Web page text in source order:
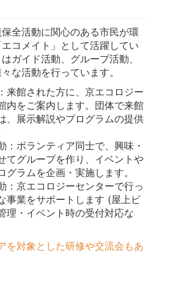
全活動に関心のある市民が環
コメイト」として活躍してい
ガイド活動、グループ活動、
な活動を行っています。
来館された方に、京エコロジー
内をご案内します。団体で来館
、展示解説やプログラムの提供
：ボランティア同士で、興味・
てグループを作り、イベントや
グラムを企画・実施します。
：京エコロジーセンターで行っ
事業をサポートします (屋上ビ
理・イベント時の受付対応な
を対象とした研修や交流会もあ